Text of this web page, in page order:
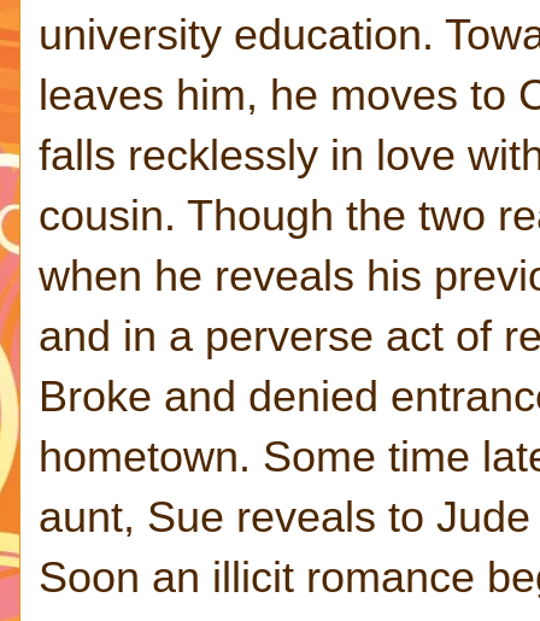
university education.
leaves him, he moves to
falls recklessly in love
cousin. Though the two
when he reveals his
and in a perverse act of
Broke and denied
hometown. Some time
aunt, Sue reveals to
Soon an illicit romance